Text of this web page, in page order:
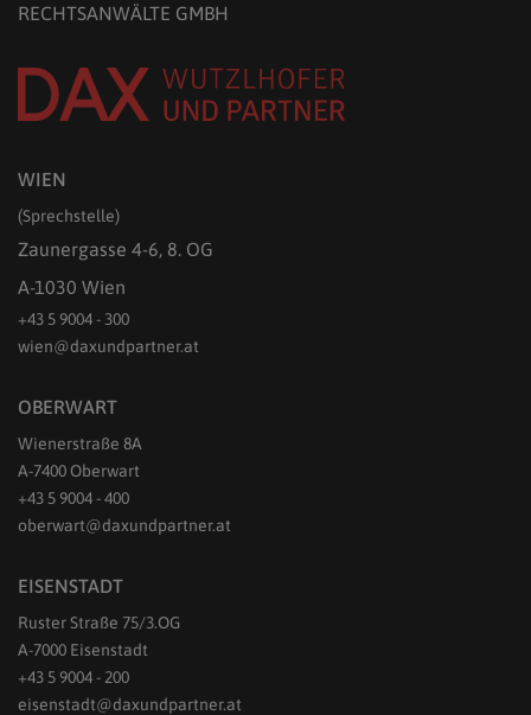
RECHTSANWÄLTE GMBH
WIEN
(Sprechstelle)
Zaunergasse 4-6, 8. OG
A-1030 Wien
+43 5 9004 - 300
wien@daxundpartner.at
OBERWART
Wienerstraße 8A
A-7400 Oberwart
+43 5 9004 - 400
oberwart@daxundpartner.at
EISENSTADT
Ruster Straße 75/3.OG
A-7000 Eisenstadt
+43 5 9004 - 200
eisenstadt@daxundpartner.at